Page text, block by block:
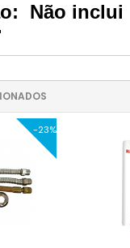
Não inclui
-23%